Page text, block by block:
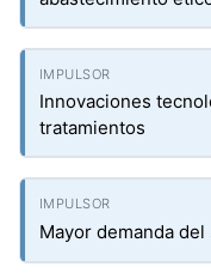
Innovaciones
tratamientos
Mayor demanda